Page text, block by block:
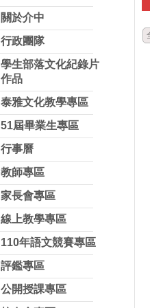
關於介中
行政團隊
學生部落文化紀錄片
作品
泰雅文化教學專區
51屆畢業生專區
行事曆
教師專區
家長會專區
線上教學專區
110年語文競賽專區
評鑑專區
公開授課專區